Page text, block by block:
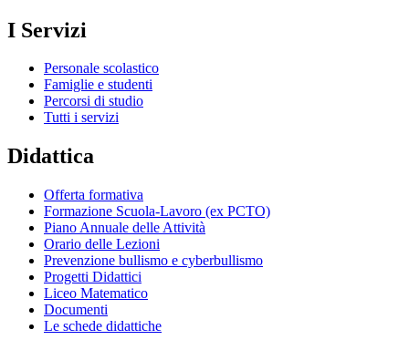
I Servizi
Personale scolastico
Famiglie e studenti
Percorsi di studio
Tutti i servizi
Didattica
Offerta formativa
Formazione Scuola-Lavoro (ex PCTO)
Piano Annuale delle Attività
Orario delle Lezioni
Prevenzione bullismo e cyberbullismo
Progetti Didattici
Liceo Matematico
Documenti
Le schede didattiche